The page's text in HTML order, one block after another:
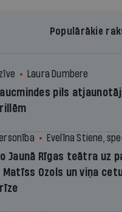
Populārākie
Laura Dumbere
pils
Evelīna Stiene,
Jaunā Rīgas teātra uz
Matīss Ozols un viņa